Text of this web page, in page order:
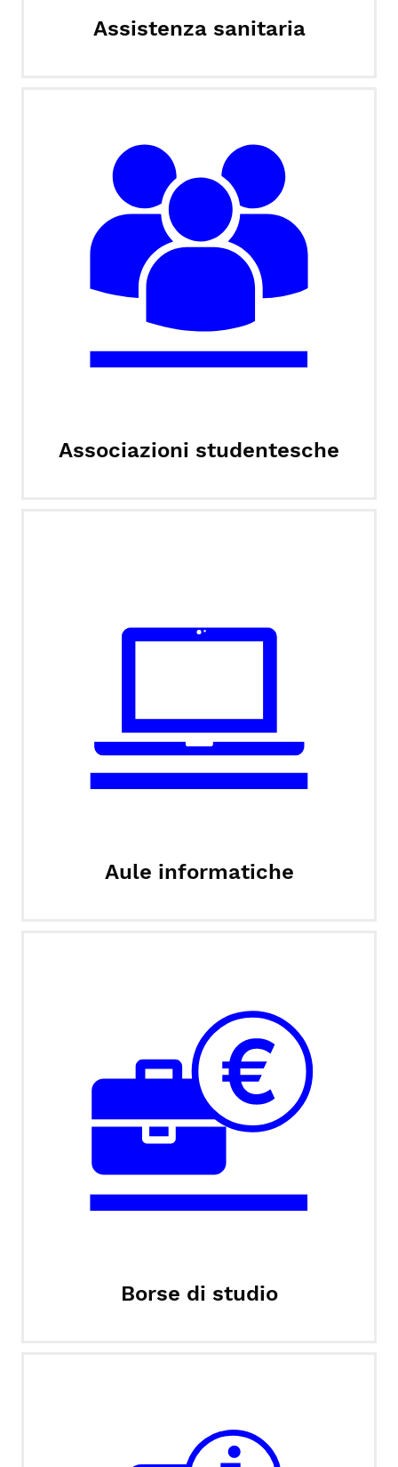
Assistenza sanitaria
Associazioni studentesche
Aule informatiche
Borse di studio